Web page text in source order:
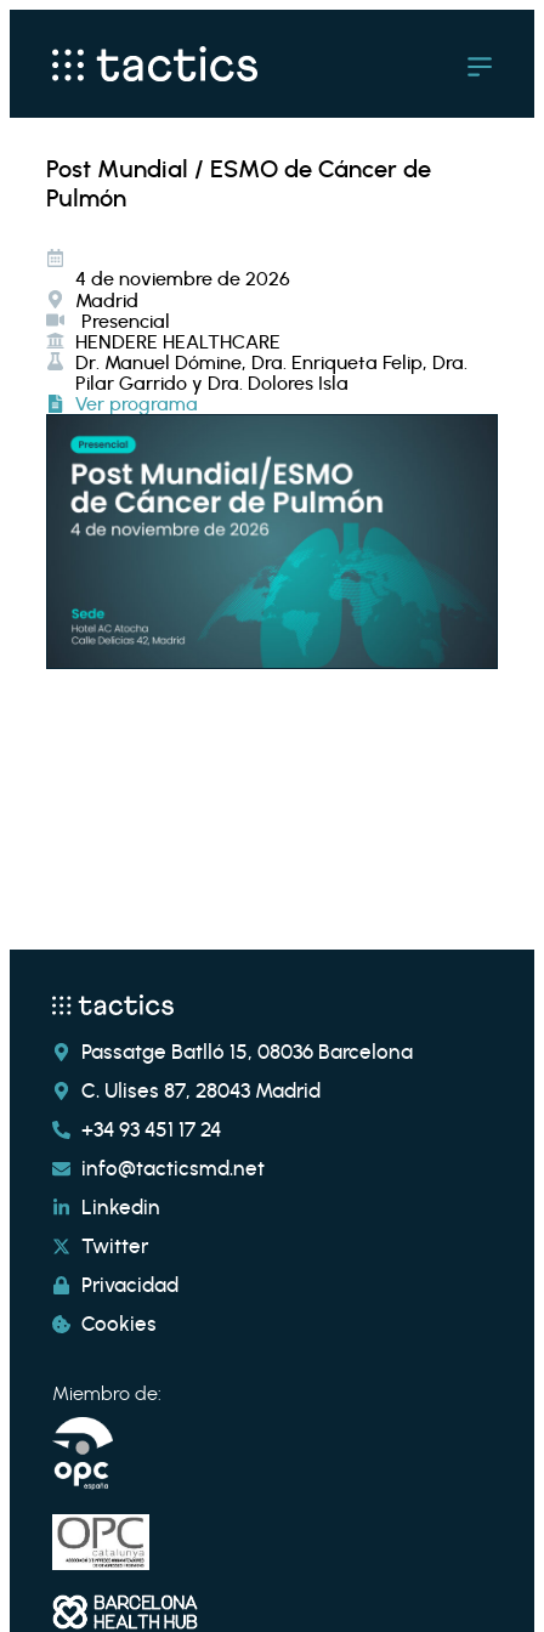
Post Mundial / ESMO de Cáncer de
Pulmón
4 de noviembre de 2026
Madrid
Presencial
HENDERE HEALTHCARE
Dr. Manuel Dómine, Dra. Enriqueta Felip, Dra.
Pilar Garrido y Dra. Dolores Isla
Ver programa
Passatge Batlló 15, 08036 Barcelona
C. Ulises 87, 28043 Madrid
+34 93 451 17 24
info@tacticsmd.net
Linkedin
Twitter
Privacidad
Cookies
Miembro de: